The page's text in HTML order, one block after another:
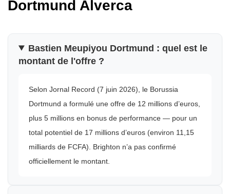
Dortmund Alverca
Bastien Meupiyou Dortmund : quel est le
montant de l'offre ?
Selon Jornal Record (7 juin 2026), le Borussia
Dortmund a formulé une offre de 12 millions d’euros,
plus 5 millions en bonus de performance — pour un
total potentiel de 17 millions d’euros (environ 11,15
milliards de FCFA). Brighton n’a pas confirmé
officiellement le montant.